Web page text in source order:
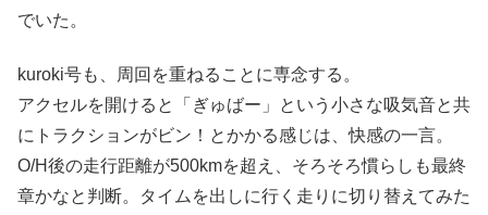
でいた。
kuroki号も、周回を重ねることに専念する。
アクセルを開けると「ぎゅばー」という小さな吸気音と共
にトラクションがビン！とかかる感じは、快感の一言。
O/H後の走行距離が500kmを超え、そろそろ慣らしも最終
章かなと判断。タイムを出しに行く走りに切り替えてみた